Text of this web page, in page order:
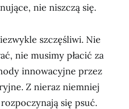
nie niszczą się.
szczęśliwi. Nie
nie musimy płacić za
innowacyjne przez
Z nieraz niemniej
się psuć.